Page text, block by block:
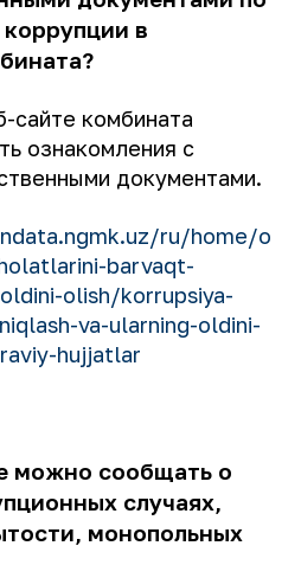
в
сайте комбината
ознакомления с
документами.
ru/home/o
barvaqt-
olish/korrupsiya-
va-ularning-oldini-
hujjatlar
можно сообщать о
случаях,
монопольных